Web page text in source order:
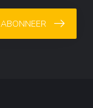
ABONNEER